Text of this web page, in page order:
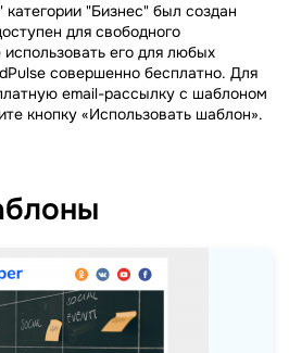
"Бизнес" был создан
для свободного
его для любых
совершенно бесплатно. Для
email-рассылку с шаблоном
кнопку «Использовать шаблон».